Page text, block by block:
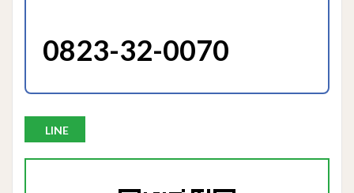
0823-32-0070
LINE